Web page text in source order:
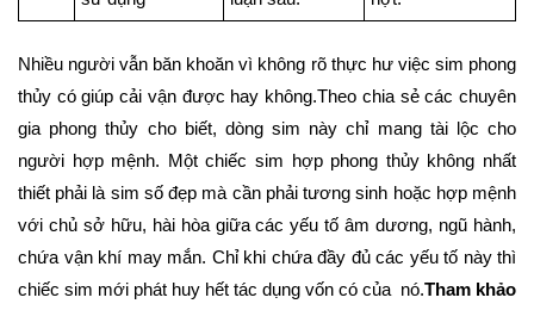
Nhiều người vẫn băn khoăn vì không rõ thực hư việc sim phong
thủy có giúp cải vận được hay không.Theo chia sẻ các chuyên
gia phong thủy cho biết, dòng sim này chỉ mang tài lộc cho
người hợp mệnh. Một chiếc sim hợp phong thủy không nhất
thiết phải là sim số đẹp mà cần phải tương sinh hoặc hợp mệnh
với chủ sở hữu, hài hòa giữa các yếu tố âm dương, ngũ hành,
chứa vận khí may mắn. Chỉ khi chứa đầy đủ các yếu tố này thì
chiếc sim mới phát huy hết tác dụng vốn có của nó.Tham khảo